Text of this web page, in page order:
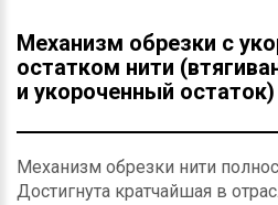
Механизм обрезки с
остатком нити
и укороченный
Механизм обрезки нити
Достигнута кратчайшая в